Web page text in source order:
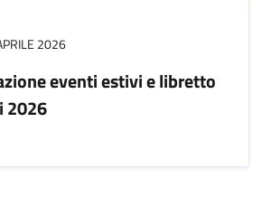
2026
eventi estivi e libretto
2026